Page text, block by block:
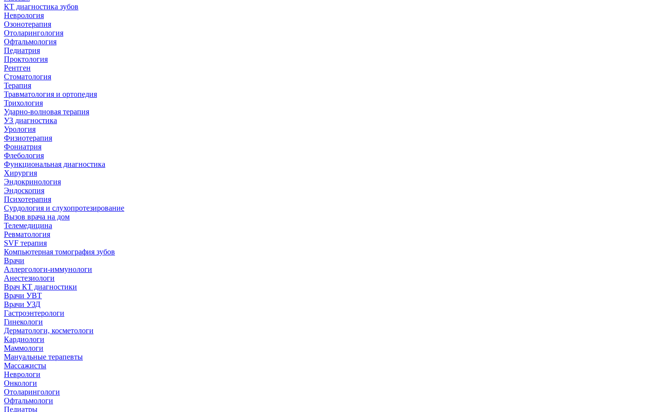
КТ диагностика зубов
Неврология
Озонотерапия
Отоларингология
Офтальмология
Педиатрия
Проктология
Рентген
Стоматология
Терапия
Травматология и ортопедия
Трихология
Ударно-волновая терапия
УЗ диагностика
Урология
Физиотерапия
Фониатрия
Флебология
Функциональная диагностика
Хирургия
Эндокринология
Эндоскопия
Психотерапия
Сурдология и слухопротезирование
Вызов врача на дом
Телемедицина
Ревматология
SVF терапия
Компьютерная томография зубов
Врачи
Аллергологи-иммунологи
Анестезиологи
Врач КТ диагностики
Врачи УВТ
Врачи УЗД
Гастроэнтерологи
Гинекологи
Дерматологи, косметологи
Кардиологи
Маммологи
Мануальные терапевты
Массажисты
Неврологи
Онкологи
Отоларингологи
Офтальмологи
Педиатры